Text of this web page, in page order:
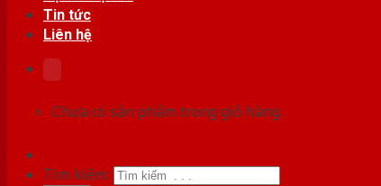
Tin tức
Liên hệ
Chưa có sản phẩm trong giỏ hàng.
Tìm kiếm: